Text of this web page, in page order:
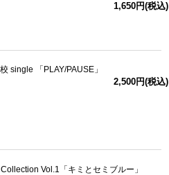
1,650円(税込)
single 「PLAY/PAUSE」
2,500円(税込)
Vol.1「キミとセミブルー」